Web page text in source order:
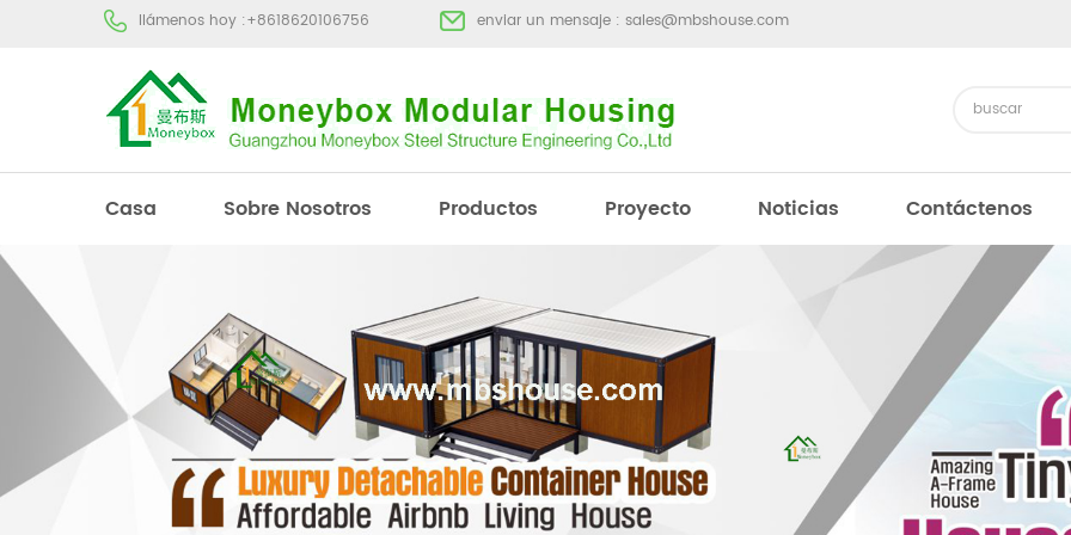
llámenos hoy :+8618620106756 enviar un mensaje : sales@mbshouse.com
Casa Sobre Nosotros Productos Proyecto Noticias Contáctenos